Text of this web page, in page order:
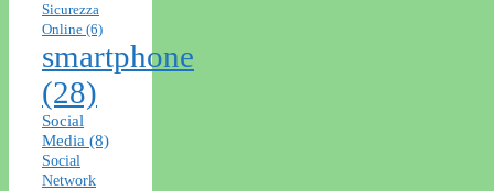
Sicurezza
Online (6)
smartphone
(28)
Social
Media (8)
Social
Network